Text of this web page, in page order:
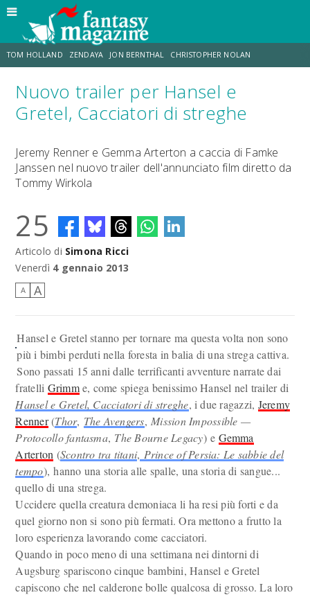
TOM HOLLAND ZENDAYA JON BERNTHAL CHRISTOPHER NOLAN
STRANIMONDI LUCCA COMICS & GAMES ODISSEA CHRIS MCKENNA
Nuovo trailer per Hansel e
Gretel, Cacciatori di streghe
Jeremy Renner e Gemma Arterton a caccia di Famke
Janssen nel nuovo trailer dell'annunciato film diretto da
Tommy Wirkola
25
Articolo di Simona Ricci
Venerdì 4 gennaio 2013
A A
Hansel e Gretel stanno per tornare ma questa volta non sono
più i bimbi perduti nella foresta in balia di una strega cattiva.
Sono passati 15 anni dalle terrificanti avventure narrate dai
fratelli Grimme, come spiega benissimo Hansel nel trailer di
Hansel e Gretel, Cacciatori di streghe, i due ragazzi, Jeremy
Renner(Thor, The Avengers, Mission Impossible —
Protocollo fantasma, The Bourne Legacy) e Gemma
Arterton (Scontro tra titani, Prince of Persia: Le sabbie del
tempo), hanno una storia alle spalle, una storia di sangue...
quello di una strega.
Uccidere quella creatura demoniaca li ha resi più forti e da
quel giorno non si sono più fermati. Ora mettono a frutto la
loro esperienza lavorando come cacciatori.
Quando in poco meno di una settimana nei dintorni di
Augsburg spariscono cinque bambini, Hansel e Gretel
capiscono che nel calderone bolle qualcosa di grosso. La loro